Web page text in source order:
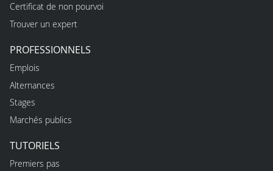
Certificat de non pourvoi
Trouver un expert
PROFESSIONNELS
Emplois
Alternances
Stages
Marchés publics
TUTORIELS
Premiers pas